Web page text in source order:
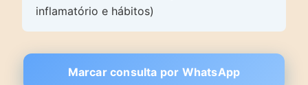
inflamatório e hábitos)
Marcar consulta por WhatsApp